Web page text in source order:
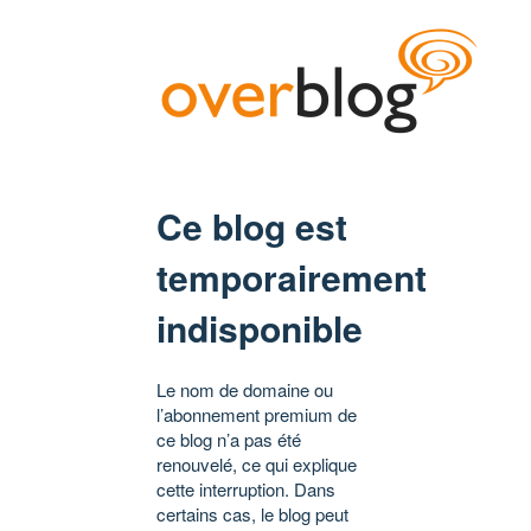
Ce blog est
temporairement
indisponible
Le nom de domaine ou
l’abonnement premium de
ce blog n’a pas été
renouvelé, ce qui explique
cette interruption. Dans
certains cas, le blog peut